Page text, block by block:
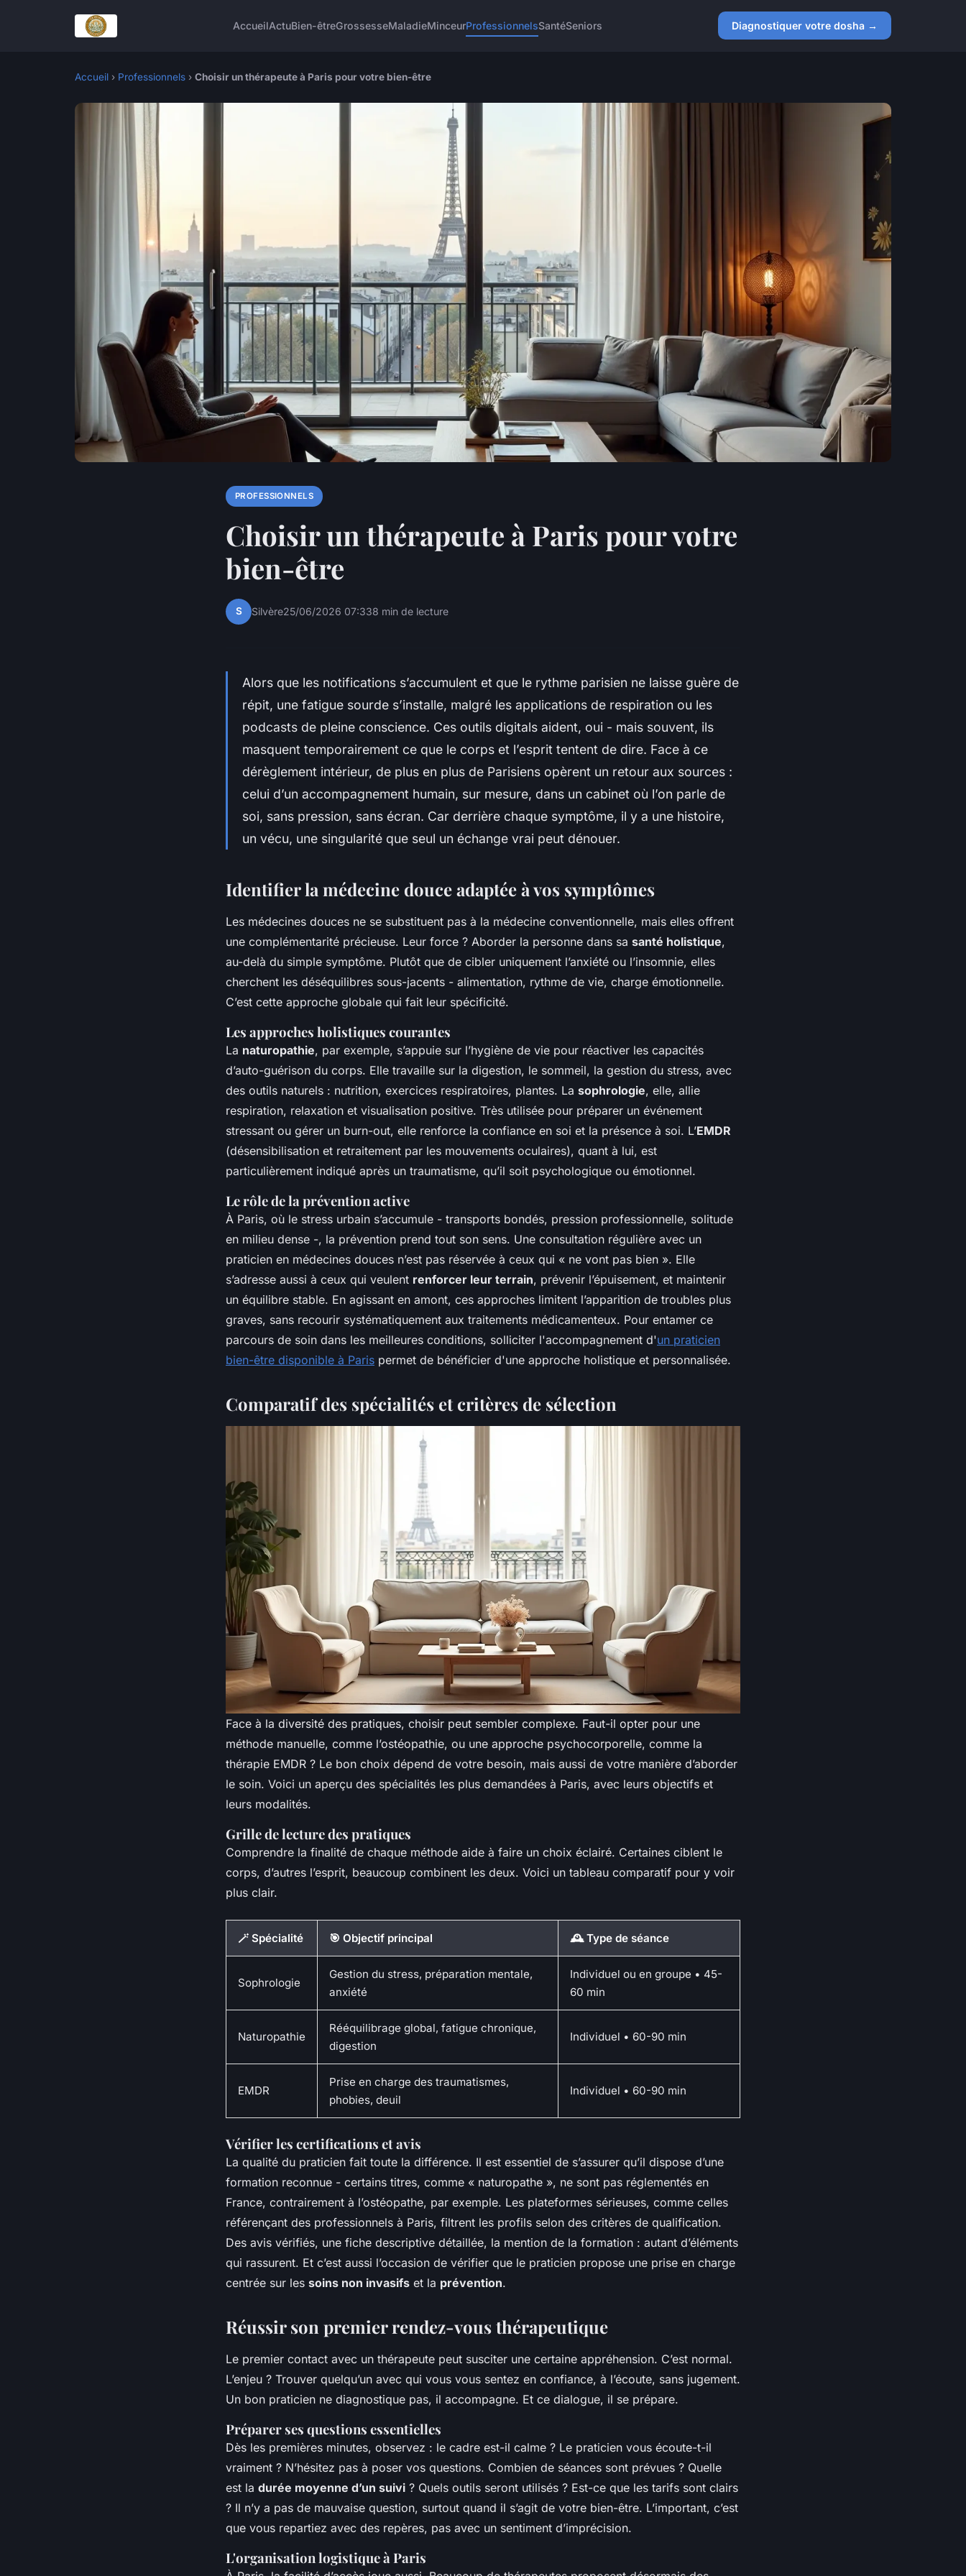
AccueilActuBien-êtreGrossesseMaladieMinceurProfessionnelsSantéSeniors Diagnostiquer votre dosha →
Accueil › Professionnels › Choisir un thérapeute à Paris pour votre bien-être
PROFESSIONNELS
Choisir un thérapeute à Paris pour votre
bien-être
S Silvère25/06/2026 07:338 min de lecture
Alors que les notifications s’accumulent et que le rythme parisien ne laisse guère de
répit, une fatigue sourde s’installe, malgré les applications de respiration ou les
podcasts de pleine conscience. Ces outils digitals aident, oui - mais souvent, ils
masquent temporairement ce que le corps et l’esprit tentent de dire. Face à ce
dérèglement intérieur, de plus en plus de Parisiens opèrent un retour aux sources :
celui d’un accompagnement humain, sur mesure, dans un cabinet où l’on parle de
soi, sans pression, sans écran. Car derrière chaque symptôme, il y a une histoire,
un vécu, une singularité que seul un échange vrai peut dénouer.
Identifier la médecine douce adaptée à vos symptômes
Les médecines douces ne se substituent pas à la médecine conventionnelle, mais elles offrent
une complémentarité précieuse. Leur force ? Aborder la personne dans sa santé holistique,
au-delà du simple symptôme. Plutôt que de cibler uniquement l’anxiété ou l’insomnie, elles
cherchent les déséquilibres sous-jacents - alimentation, rythme de vie, charge émotionnelle.
C’est cette approche globale qui fait leur spécificité.
Les approches holistiques courantes
La naturopathie, par exemple, s’appuie sur l’hygiène de vie pour réactiver les capacités
d’auto-guérison du corps. Elle travaille sur la digestion, le sommeil, la gestion du stress, avec
des outils naturels : nutrition, exercices respiratoires, plantes. La sophrologie, elle, allie
respiration, relaxation et visualisation positive. Très utilisée pour préparer un événement
stressant ou gérer un burn-out, elle renforce la confiance en soi et la présence à soi. L’EMDR
(désensibilisation et retraitement par les mouvements oculaires), quant à lui, est
particulièrement indiqué après un traumatisme, qu’il soit psychologique ou émotionnel.
Le rôle de la prévention active
À Paris, où le stress urbain s’accumule - transports bondés, pression professionnelle, solitude
en milieu dense -, la prévention prend tout son sens. Une consultation régulière avec un
praticien en médecines douces n’est pas réservée à ceux qui « ne vont pas bien ». Elle
s’adresse aussi à ceux qui veulent renforcer leur terrain, prévenir l’épuisement, et maintenir
un équilibre stable. En agissant en amont, ces approches limitent l’apparition de troubles plus
graves, sans recourir systématiquement aux traitements médicamenteux. Pour entamer ce
parcours de soin dans les meilleures conditions, solliciter l'accompagnement d'un praticien
bien-être disponible à Paris permet de bénéficier d'une approche holistique et personnalisée.
Comparatif des spécialités et critères de sélection
Face à la diversité des pratiques, choisir peut sembler complexe. Faut-il opter pour une
méthode manuelle, comme l’ostéopathie, ou une approche psychocorporelle, comme la
thérapie EMDR ? Le bon choix dépend de votre besoin, mais aussi de votre manière d’aborder
le soin. Voici un aperçu des spécialités les plus demandées à Paris, avec leurs objectifs et
leurs modalités.
Grille de lecture des pratiques
Comprendre la finalité de chaque méthode aide à faire un choix éclairé. Certaines ciblent le
corps, d’autres l’esprit, beaucoup combinent les deux. Voici un tableau comparatif pour y voir
plus clair.
🪄 Spécialité 🎯 Objectif principal 🕰️ Type de séance
Sophrologie
Gestion du stress, préparation mentale,
anxiété
Individuel ou en groupe • 45-
60 min
Naturopathie
Rééquilibrage global, fatigue chronique,
digestion
Individuel • 60-90 min
EMDR
Prise en charge des traumatismes,
phobies, deuil
Individuel • 60-90 min
Vérifier les certifications et avis
La qualité du praticien fait toute la différence. Il est essentiel de s’assurer qu’il dispose d’une
formation reconnue - certains titres, comme « naturopathe », ne sont pas réglementés en
France, contrairement à l’ostéopathe, par exemple. Les plateformes sérieuses, comme celles
référençant des professionnels à Paris, filtrent les profils selon des critères de qualification.
Des avis vérifiés, une fiche descriptive détaillée, la mention de la formation : autant d’éléments
qui rassurent. Et c’est aussi l’occasion de vérifier que le praticien propose une prise en charge
centrée sur les soins non invasifs et la prévention.
Réussir son premier rendez-vous thérapeutique
Le premier contact avec un thérapeute peut susciter une certaine appréhension. C’est normal.
L’enjeu ? Trouver quelqu’un avec qui vous vous sentez en confiance, à l’écoute, sans jugement.
Un bon praticien ne diagnostique pas, il accompagne. Et ce dialogue, il se prépare.
Préparer ses questions essentielles
Dès les premières minutes, observez : le cadre est-il calme ? Le praticien vous écoute-t-il
vraiment ? N’hésitez pas à poser vos questions. Combien de séances sont prévues ? Quelle
est la durée moyenne d’un suivi ? Quels outils seront utilisés ? Est-ce que les tarifs sont clairs
? Il n’y a pas de mauvaise question, surtout quand il s’agit de votre bien-être. L’important, c’est
que vous repartiez avec des repères, pas avec un sentiment d’imprécision.
L'organisation logistique à Paris